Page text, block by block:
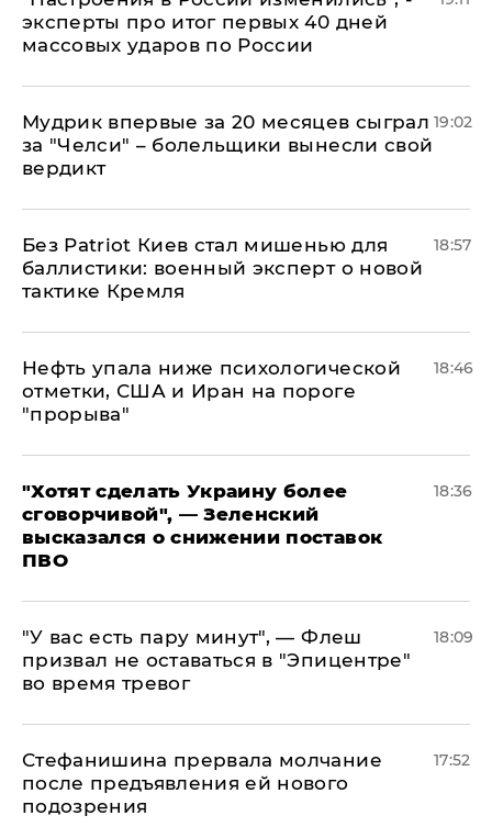
эксперты про итог первых 40 дней
массовых ударов по России
Мудрик впервые за 20 месяцев сыграл
за "Челси" – болельщики вынесли свой
вердикт
19:02
​Без Patriot Киев стал мишенью для
баллистики: военный эксперт о новой
тактике Кремля
18:57
Нефть упала ниже психологической
отметки, США и Иран на пороге
"прорыва"
18:46
​"Хотят сделать Украину более
сговорчивой", — Зеленский
высказался о снижении поставок
ПВО
18:36
​"У вас есть пару минут", — Флеш
призвал не оставаться в "Эпицентре"
во время тревог
18:09
Стефанишина прервала молчание
после предъявления ей нового
подозрения
17:52